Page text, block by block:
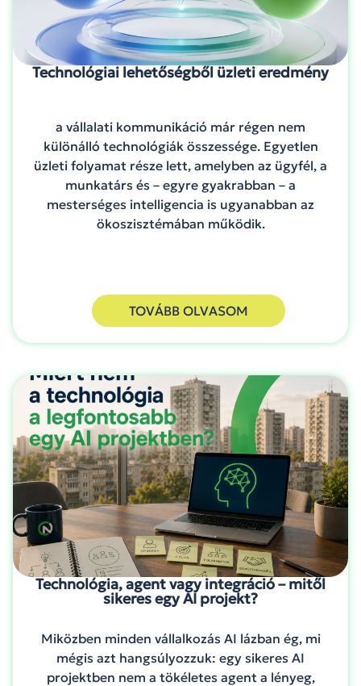
Technológiai lehetőségből üzleti eredmény
a vállalati kommunikáció már régen nem
különálló technológiák összessége. Egyetlen
üzleti folyamat része lett, amelyben az ügyfél, a
munkatárs és – egyre gyakrabban – a
mesterséges intelligencia is ugyanabban az
ökoszisztémában működik.
TOVÁBB OLVASOM
Technológia, agent vagy integráció – mitől
sikeres egy AI projekt?
Miközben minden vállalkozás AI lázban ég, mi
mégis azt hangsúlyozzuk: egy sikeres AI
projektben nem a tökéletes agent a lényeg,